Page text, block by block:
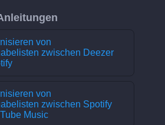
von
zwischen Deezer
von
zwischen Spotify
Music